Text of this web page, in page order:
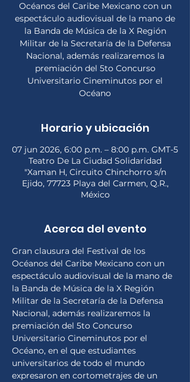
Océanos del Caribe Mexicano con un
espectáculo audiovisual de la mano de
la Banda de Música de la X Región
Militar de la Secretaría de la Defensa
Nacional, además realizaremos la
premiación del 5to Concurso
Universitario Cineminutos por el
Océano
Horario y ubicación
07 jun 2026, 6:00 p.m. – 8:00 p.m. GMT-5
Teatro De La Ciudad Solidaridad
"Xaman H, Circuito Chinchorro s/n
Ejido, 77723 Playa del Carmen, Q.R.,
México
Acerca del evento
Gran clausura del Festival de los
Océanos del Caribe Mexicano con un
espectáculo audiovisual de la mano de
la Banda de Música de la X Región
Militar de la Secretaría de la Defensa
Nacional, además realizaremos la
premiación del 5to Concurso
Universitario Cineminutos por el
Océano, en el que estudiantes
universitarios de todo el mundo
expresaron en cortometrajes de un